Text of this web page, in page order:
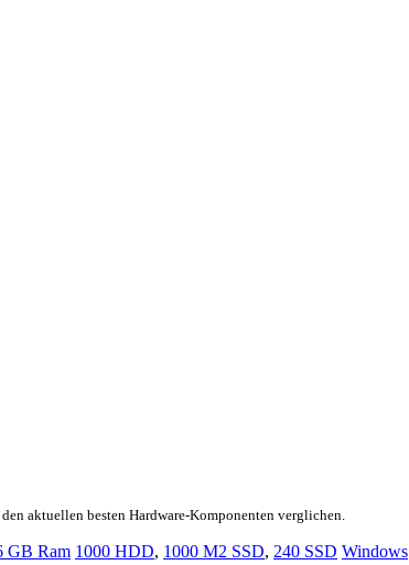
aktuellen besten Hardware-Komponenten verglichen.
GB Ram 1000 HDD, 1000 M2 SSD, 240 SSD Windows